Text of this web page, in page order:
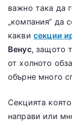
важно така да
„компания“ да
какви секции
Венус, защото
от холното
обърне много
Секцията
направи или